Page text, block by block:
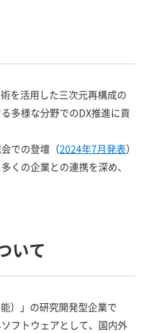
を活用した三次元再構成の
多様な分野でのDX推進に貢
での登壇（2024年7月発表）
くの企業との連携を深め、
いて
）」の研究開発型企業で
フトウェアとして、国内外